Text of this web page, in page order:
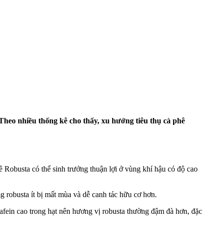
nhiều thống kê cho thấy, xu hướng tiêu thụ cà phê
có thể sinh trưởng thuận lợi ở vùng khí hậu có độ cao
ít bị mất mùa và dễ canh tác hữu cơ hơn.
cao trong hạt nên hương vị robusta thường đậm đà hơn, đặc